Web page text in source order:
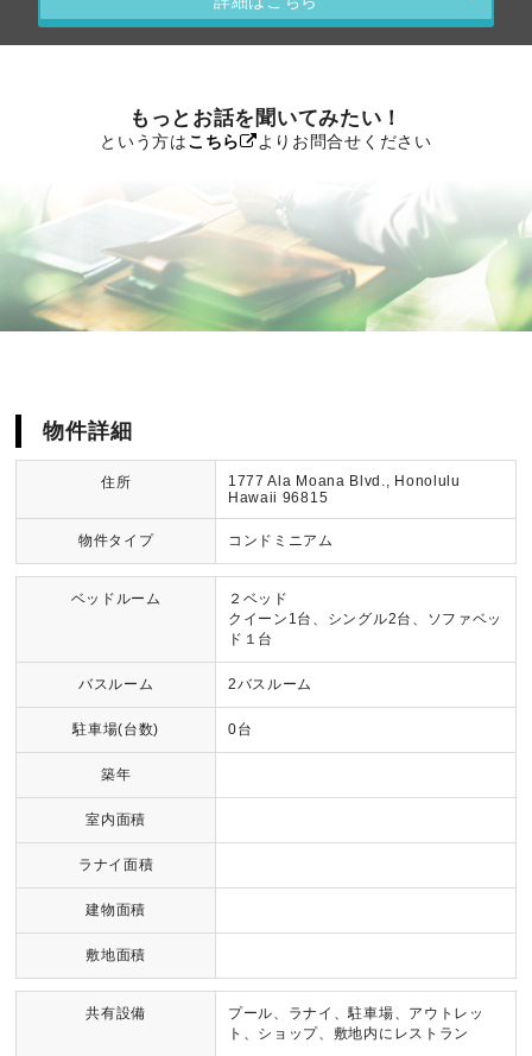
もっとお話を聞いてみたい！
という方はこちら よりお問合せください
物件詳細
住所
1777 Ala Moana Blvd., Honolulu
Hawaii 96815
物件タイプ コンドミニアム
ベッドルーム
２ベッド
クイーン1台、シングル2台、ソファベッ
ド１台
バスルーム 2バスルーム
駐車場(台数) 0台
築年
室内面積
ラナイ面積
建物面積
敷地面積
共有設備
プール、ラナイ、駐車場、アウトレッ
ト、ショップ、敷地内にレストラン